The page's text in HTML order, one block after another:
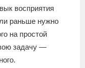
восприятия
раньше нужно
на простой
задачу —